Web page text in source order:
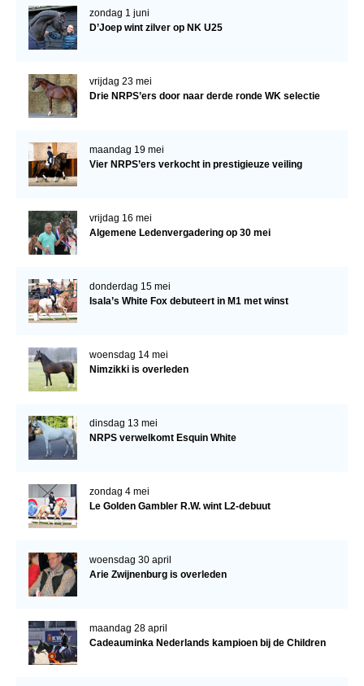
zondag 1 juni
D’Joep wint zilver op NK U25
vrijdag 23 mei
Drie NRPS’ers door naar derde ronde WK selectie
maandag 19 mei
Vier NRPS’ers verkocht in prestigieuze veiling
vrijdag 16 mei
Algemene Ledenvergadering op 30 mei
donderdag 15 mei
Isala’s White Fox debuteert in M1 met winst
woensdag 14 mei
Nimzikki is overleden
dinsdag 13 mei
NRPS verwelkomt Esquin White
zondag 4 mei
Le Golden Gambler R.W. wint L2-debuut
woensdag 30 april
Arie Zwijnenburg is overleden
maandag 28 april
Cadeauminka Nederlands kampioen bij de Children